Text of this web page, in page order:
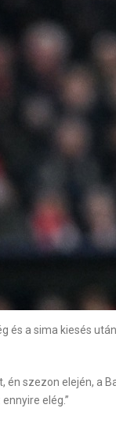
a sima kiesés
én szezon elején, a
elég.”